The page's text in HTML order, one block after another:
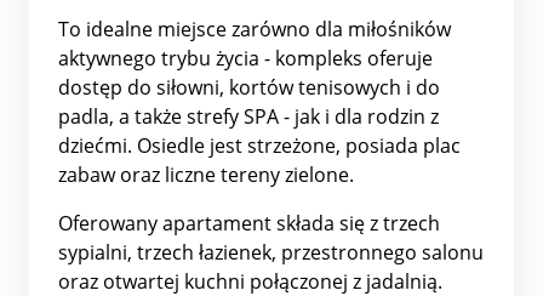
To idealne miejsce zarówno dla miłośników
aktywnego trybu życia - kompleks oferuje
dostęp do siłowni, kortów tenisowych i do
padla, a także strefy SPA - jak i dla rodzin z
dziećmi. Osiedle jest strzeżone, posiada plac
zabaw oraz liczne tereny zielone.
Oferowany apartament składa się z trzech
sypialni, trzech łazienek, przestronnego salonu
oraz otwartej kuchni połączonej z jadalnią.